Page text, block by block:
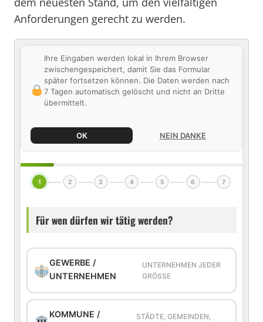
Anforderungen gerecht zu werden.
Ihre Eingaben werden lokal in Ihrem Browser
zwischengespeichert, damit Sie das Formular
später fortsetzen können. Die Daten werden nach
7 Tagen automatisch gelöscht und nicht an Dritte
übermittelt.
OK NEIN DANKE
1 2 3 4 5 6 7
Für wen dürfen wir tätig werden?
GEWERBE /
UNTERNEHMEN
UNTERNEHMEN JEDER
GRÖSSE
KOMMUNE /
STÄDTE, GEMEINDEN,